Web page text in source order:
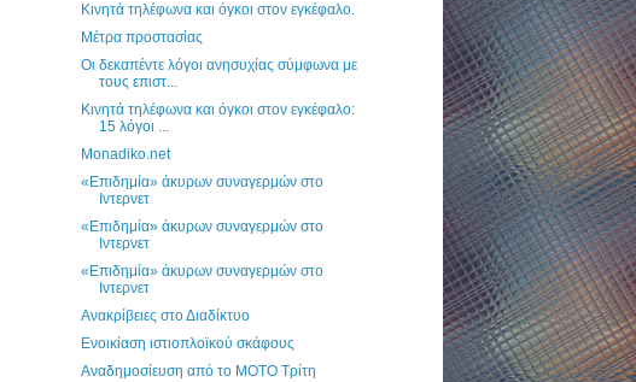
Κινητά τηλέφωνα και όγκοι στον εγκέφαλο.
Μέτρα προστασίας
Οι δεκαπέντε λόγοι ανησυχίας σύμφωνα με
τους επιστ...
Κινητά τηλέφωνα και όγκοι στον εγκέφαλο:
15 λόγοι ...
Monadiko.net
«Επιδημία» άκυρων συναγερμών στο
Ιντερνετ
«Επιδημία» άκυρων συναγερμών στο
Ιντερνετ
«Επιδημία» άκυρων συναγερμών στο
Ιντερνετ
Ανακρίβειες στο Διαδίκτυο
Ενοικίαση ιστιοπλοϊκού σκάφους
Αναδημοσίευση από το MOTO Τρίτη